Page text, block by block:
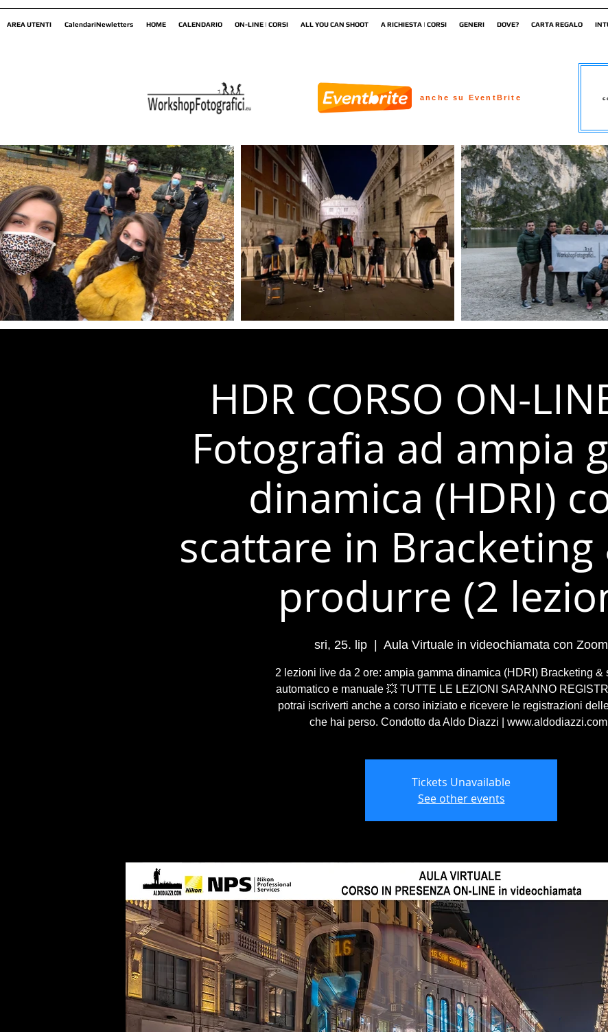
AREA UTENTI CalendariNewletters HOME CALENDARIO ON-LINE | CORSI ALL YOU CAN SHOOT A RICHIESTA | CORSI GENERI DOVE? CARTA REGALO
HDR CORSO ON-
Fotografia ad ampia
dinamica (HDRI)
scattare in Bracketing
produrre (2
sri, 25. lip Aula Virtuale in videochiamata con Zoom
2 lezioni live da 2 ore: ampia gamma dinamica (HDRI) Bracketing &
automatico e manuale 💥 TUTTE LE LEZIONI SARANNO
potrai iscriverti anche a corso iniziato e ricevere le registrazioni
che hai perso. Condotto da Aldo Diazzi | www.aldodiazzi.com |
Tickets Unavailable
See other events
anche su EventBrite